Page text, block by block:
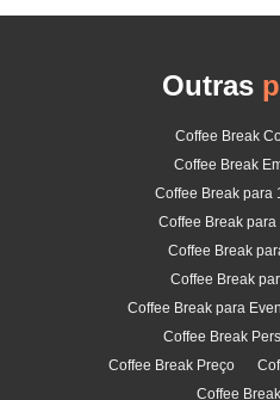
Outras
Coffee Break
Coffee Break
Coffee Break para
Coffee Break
Coffee Break
Coffee Break
Coffee Break para
Coffee Break
Coffee Break Preço
Coffee